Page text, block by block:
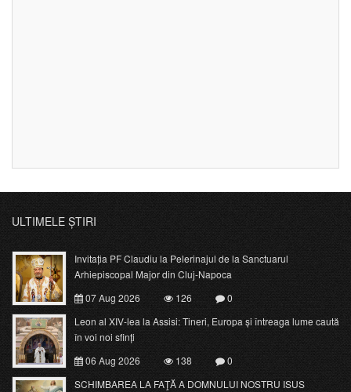
ULTIMELE ȘTIRI
Invitația PF Claudiu la Pelerinajul de la Sanctuarul
Arhiepiscopal Major din Cluj-Napoca
07 Aug 2026
126
0
Leon al XIV-lea la Assisi: Tineri, Europa și întreaga lume caută
în voi noi sfinți
06 Aug 2026
138
0
SCHIMBAREA LA FAŢĂ A DOMNULUI NOSTRU ISUS